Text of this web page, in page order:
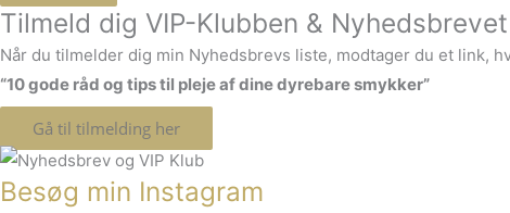
Tilmeld dig VIP-Klubben & Nyhedsbrevet
Når du tilmelder dig min Nyhedsbrevs liste, modtager du et link,
“10 gode råd og tips til pleje af dine dyrebare smykker”
Gå til tilmelding her
Besøg min Instagram